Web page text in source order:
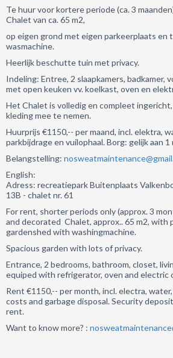
Te huur voor kortere periode (ca. 3
Chalet van ca. 65 m2,
op eigen grond met eigen parkeerplaats en
wasmachine.
Heerlijk beschutte tuin met privacy.
Indeling: Entree, 2 slaapkamers, badkamer,
met open keuken vv. koelkast, oven en
Het Chalet is volledig en compleet
kleding mee te nemen.
Huurprijs €1150,-- per maand, incl. elektra,
parkbijdrage en vuilophaal. Borg: gelijk aan 1
Belangstelling:
English:
Adress: recreatiepark Buitenplaats
13B - chalet nr. 61
For rent, shorter periods only (approx. 3
and decorated Chalet, approx.. 65 m2, with
gardenshed with washingmachine.
Spacious garden with lots of privacy.
Entrance, 2 bedrooms, bathroom, closet,
equiped with refrigerator, oven and electric
Rent €1150,-- per month, incl. electra,
costs and garbage disposal. Security
rent.
Want to know more? :